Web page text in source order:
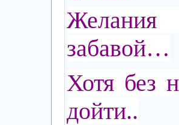
забавой…
Хотя без
дойти..